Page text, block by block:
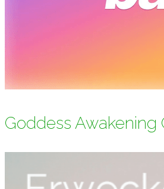
Goddess Awakening